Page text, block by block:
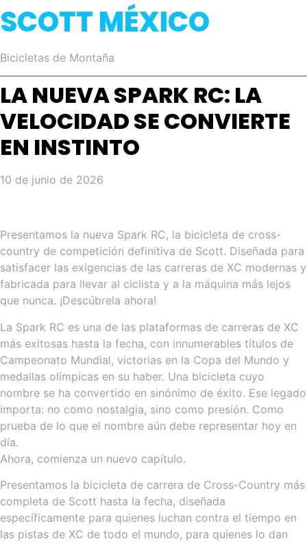
SCOTT MÉXICO
Bicicletas de Montaña
LA NUEVA SPARK RC: LA
VELOCIDAD SE CONVIERTE
EN INSTINTO
10 de junio de 2026
Presentamos la nueva Spark RC, la bicicleta de cross-
country de competición definitiva de Scott. Diseñada para
satisfacer las exigencias de las carreras de XC modernas y
fabricada para llevar al ciclista y a la máquina más lejos
que nunca. ¡Descúbrela ahora!
La Spark RC es una de las plataformas de carreras de XC
más exitosas hasta la fecha, con innumerables títulos de
Campeonato Mundial, victorias en la Copa del Mundo y
medallas olímpicas en su haber. Una bicicleta cuyo
nombre se ha convertido en sinónimo de éxito. Ese legado
importa: no como nostalgia, sino como presión. Como
prueba de lo que el nombre aún debe representar hoy en
día.
Ahora, comienza un nuevo capítulo.
Presentamos la bicicleta de carrera de Cross-Country más
completa de Scott hasta la fecha, diseñada
específicamente para quienes luchan contra el tiempo en
las pistas de XC de todo el mundo, para quienes lo dan